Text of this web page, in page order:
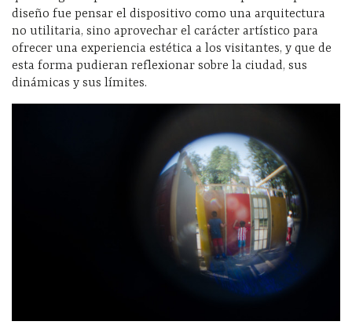
diseño fue pensar el dispositivo como una arquitectura
no utilitaria, sino aprovechar el carácter artístico para
ofrecer una experiencia estética a los visitantes, y que de
esta forma pudieran reflexionar sobre la ciudad, sus
dinámicas y sus límites.